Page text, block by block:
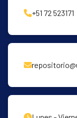
+51 72 523171